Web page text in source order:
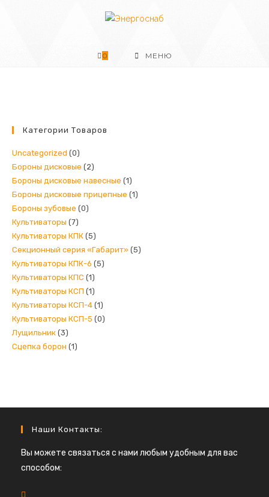
0 МЕНЮ
Категории Товаров
Uncategorized (0)
Бороны дисковые (2)
Бороны дисковые навесные (1)
Бороны дисковые прицепные (1)
Бороны зубовые (0)
Культиваторы (7)
Культиваторы КПК (5)
Секционный серия «Габарит» (5)
Культиваторы КПК-6 (5)
Культиваторы КПС (1)
Культиваторы КСП (1)
Культиваторы КСП-4 (1)
Культиваторы КСП-5 (0)
Лущильник (3)
Сцепка борон (1)
Наши Контакты:
Вы можете связаться с нами любым удобным для вас
способом: